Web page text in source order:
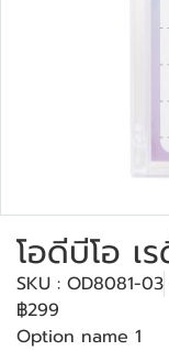
โอดีบีโอ เ
SKU : OD8081-03
฿299
Option name 1